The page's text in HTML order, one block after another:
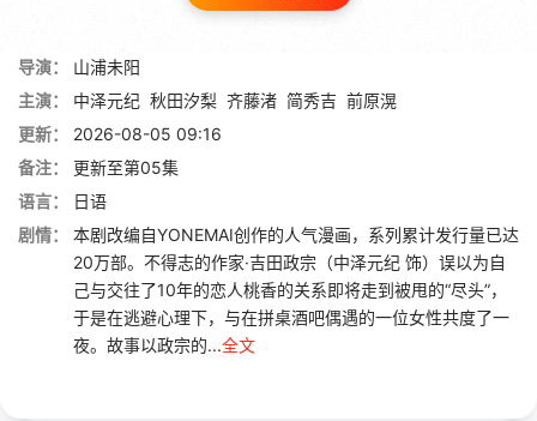
导演：
山浦未阳
主演：
中泽元纪 秋田汐梨 齐藤渚 简秀吉 前原滉
更新：
2026-08-05 09:16
备注：
更新至第05集
语言：
日语
剧情：
本剧改编自YONEMAI创作的人气漫画，系列累计发行量已达
20万部。不得志的作家·吉田政宗（中泽元纪 饰）误以为自
己与交往了10年的恋人桃香的关系即将走到被甩的“尽头”，
于是在逃避心理下，与在拼桌酒吧偶遇的一位女性共度了一
夜。故事以政宗的...全文